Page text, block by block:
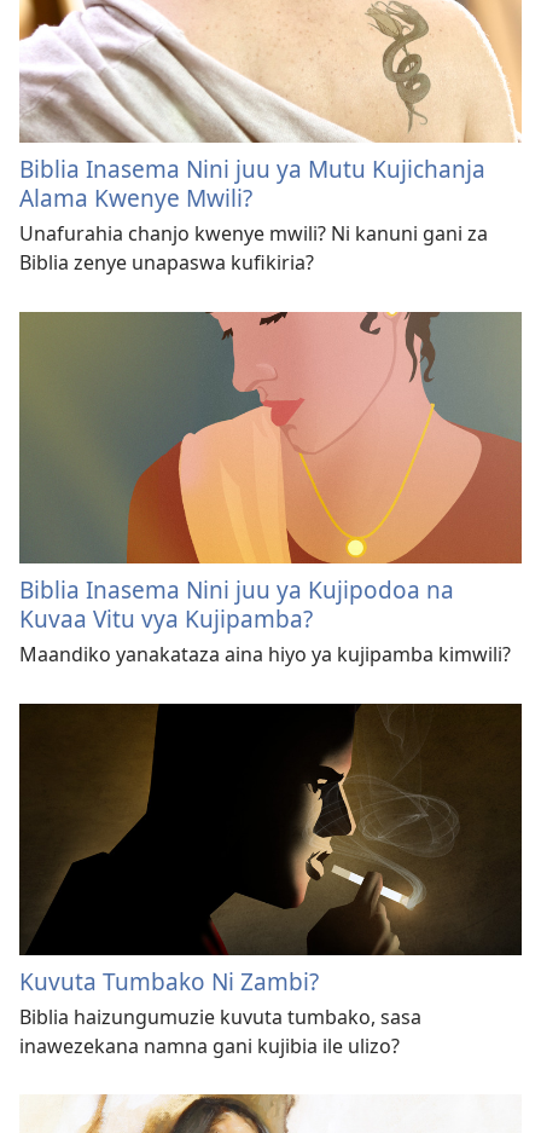
Biblia Inasema Nini juu ya Mutu Kujichanja
Alama Kwenye Mwili?
Unafurahia chanjo kwenye mwili? Ni kanuni gani za
Biblia zenye unapaswa kufikiria?
Biblia Inasema Nini juu ya Kujipodoa na
Kuvaa Vitu vya Kujipamba?
Maandiko yanakataza aina hiyo ya kujipamba kimwili?
Kuvuta Tumbako Ni Zambi?
Biblia haizungumuzie kuvuta tumbako, sasa
inawezekana namna gani kujibia ile ulizo?